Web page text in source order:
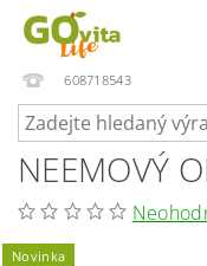
608718543
NEEMOVÝ
Novinka